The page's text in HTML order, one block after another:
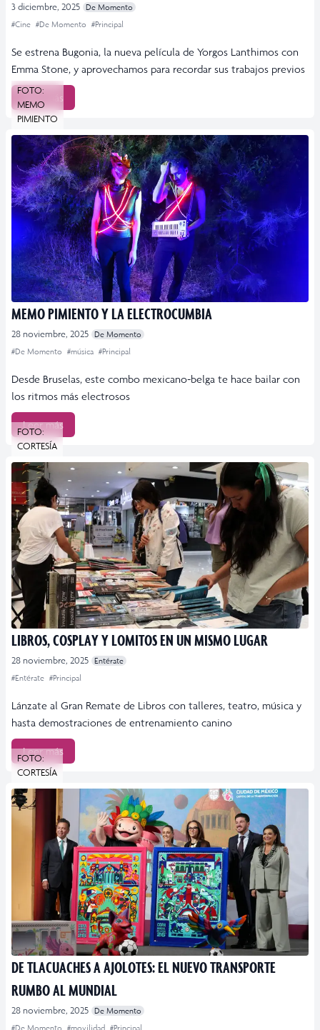
3 diciembre, 2025 De Momento
#Cine #De Momento #Principal
Se estrena Bugonia, la nueva película de Yorgos Lanthimos con
Emma Stone, y aprovechamos para recordar sus trabajos previos
Leer más
FOTO:
MEMO
PIMIENTO
MEMO PIMIENTO Y LA ELECTROCUMBIA
28 noviembre, 2025 De Momento
#De Momento #música #Principal
Desde Bruselas, este combo mexicano-belga te hace bailar con
los ritmos más electrosos
Leer más
FOTO:
CORTESÍA
LIBROS, COSPLAY Y LOMITOS EN UN MISMO LUGAR
28 noviembre, 2025 Entérate
#Entérate #Principal
Lánzate al Gran Remate de Libros con talleres, teatro, música y
hasta demostraciones de entrenamiento canino
Leer más
FOTO:
CORTESÍA
DE TLACUACHES A AJOLOTES: EL NUEVO TRANSPORTE
RUMBO AL MUNDIAL
28 noviembre, 2025 De Momento
#De Momento #movilidad #Principal